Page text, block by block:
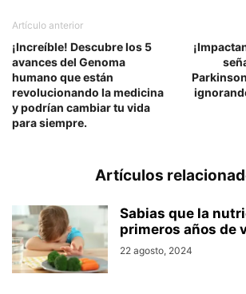
Artículo anterior
¡Increíble! Descubre los 5
avances del Genoma
humano que están
revolucionando la medicina
y podrían cambiar tu vida
para siempre.
Artículos
Sabias que la
primeros años de
22 agosto, 2024